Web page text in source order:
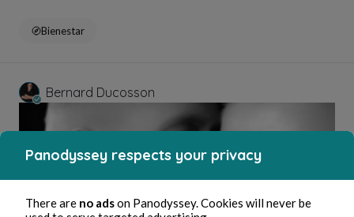
Bienestar
Bernard Ducosson
Panodyssey respects your privacy
There are no adson Panodyssey. Cookies will never be